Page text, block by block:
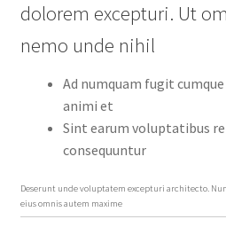
dolorem excepturi. Ut
nemo unde nihil
Ad numquam fugit
animi et
Sint earum voluptatibus
consequuntur
Deserunt unde voluptatem excepturi architecto.
eius omnis autem maxime